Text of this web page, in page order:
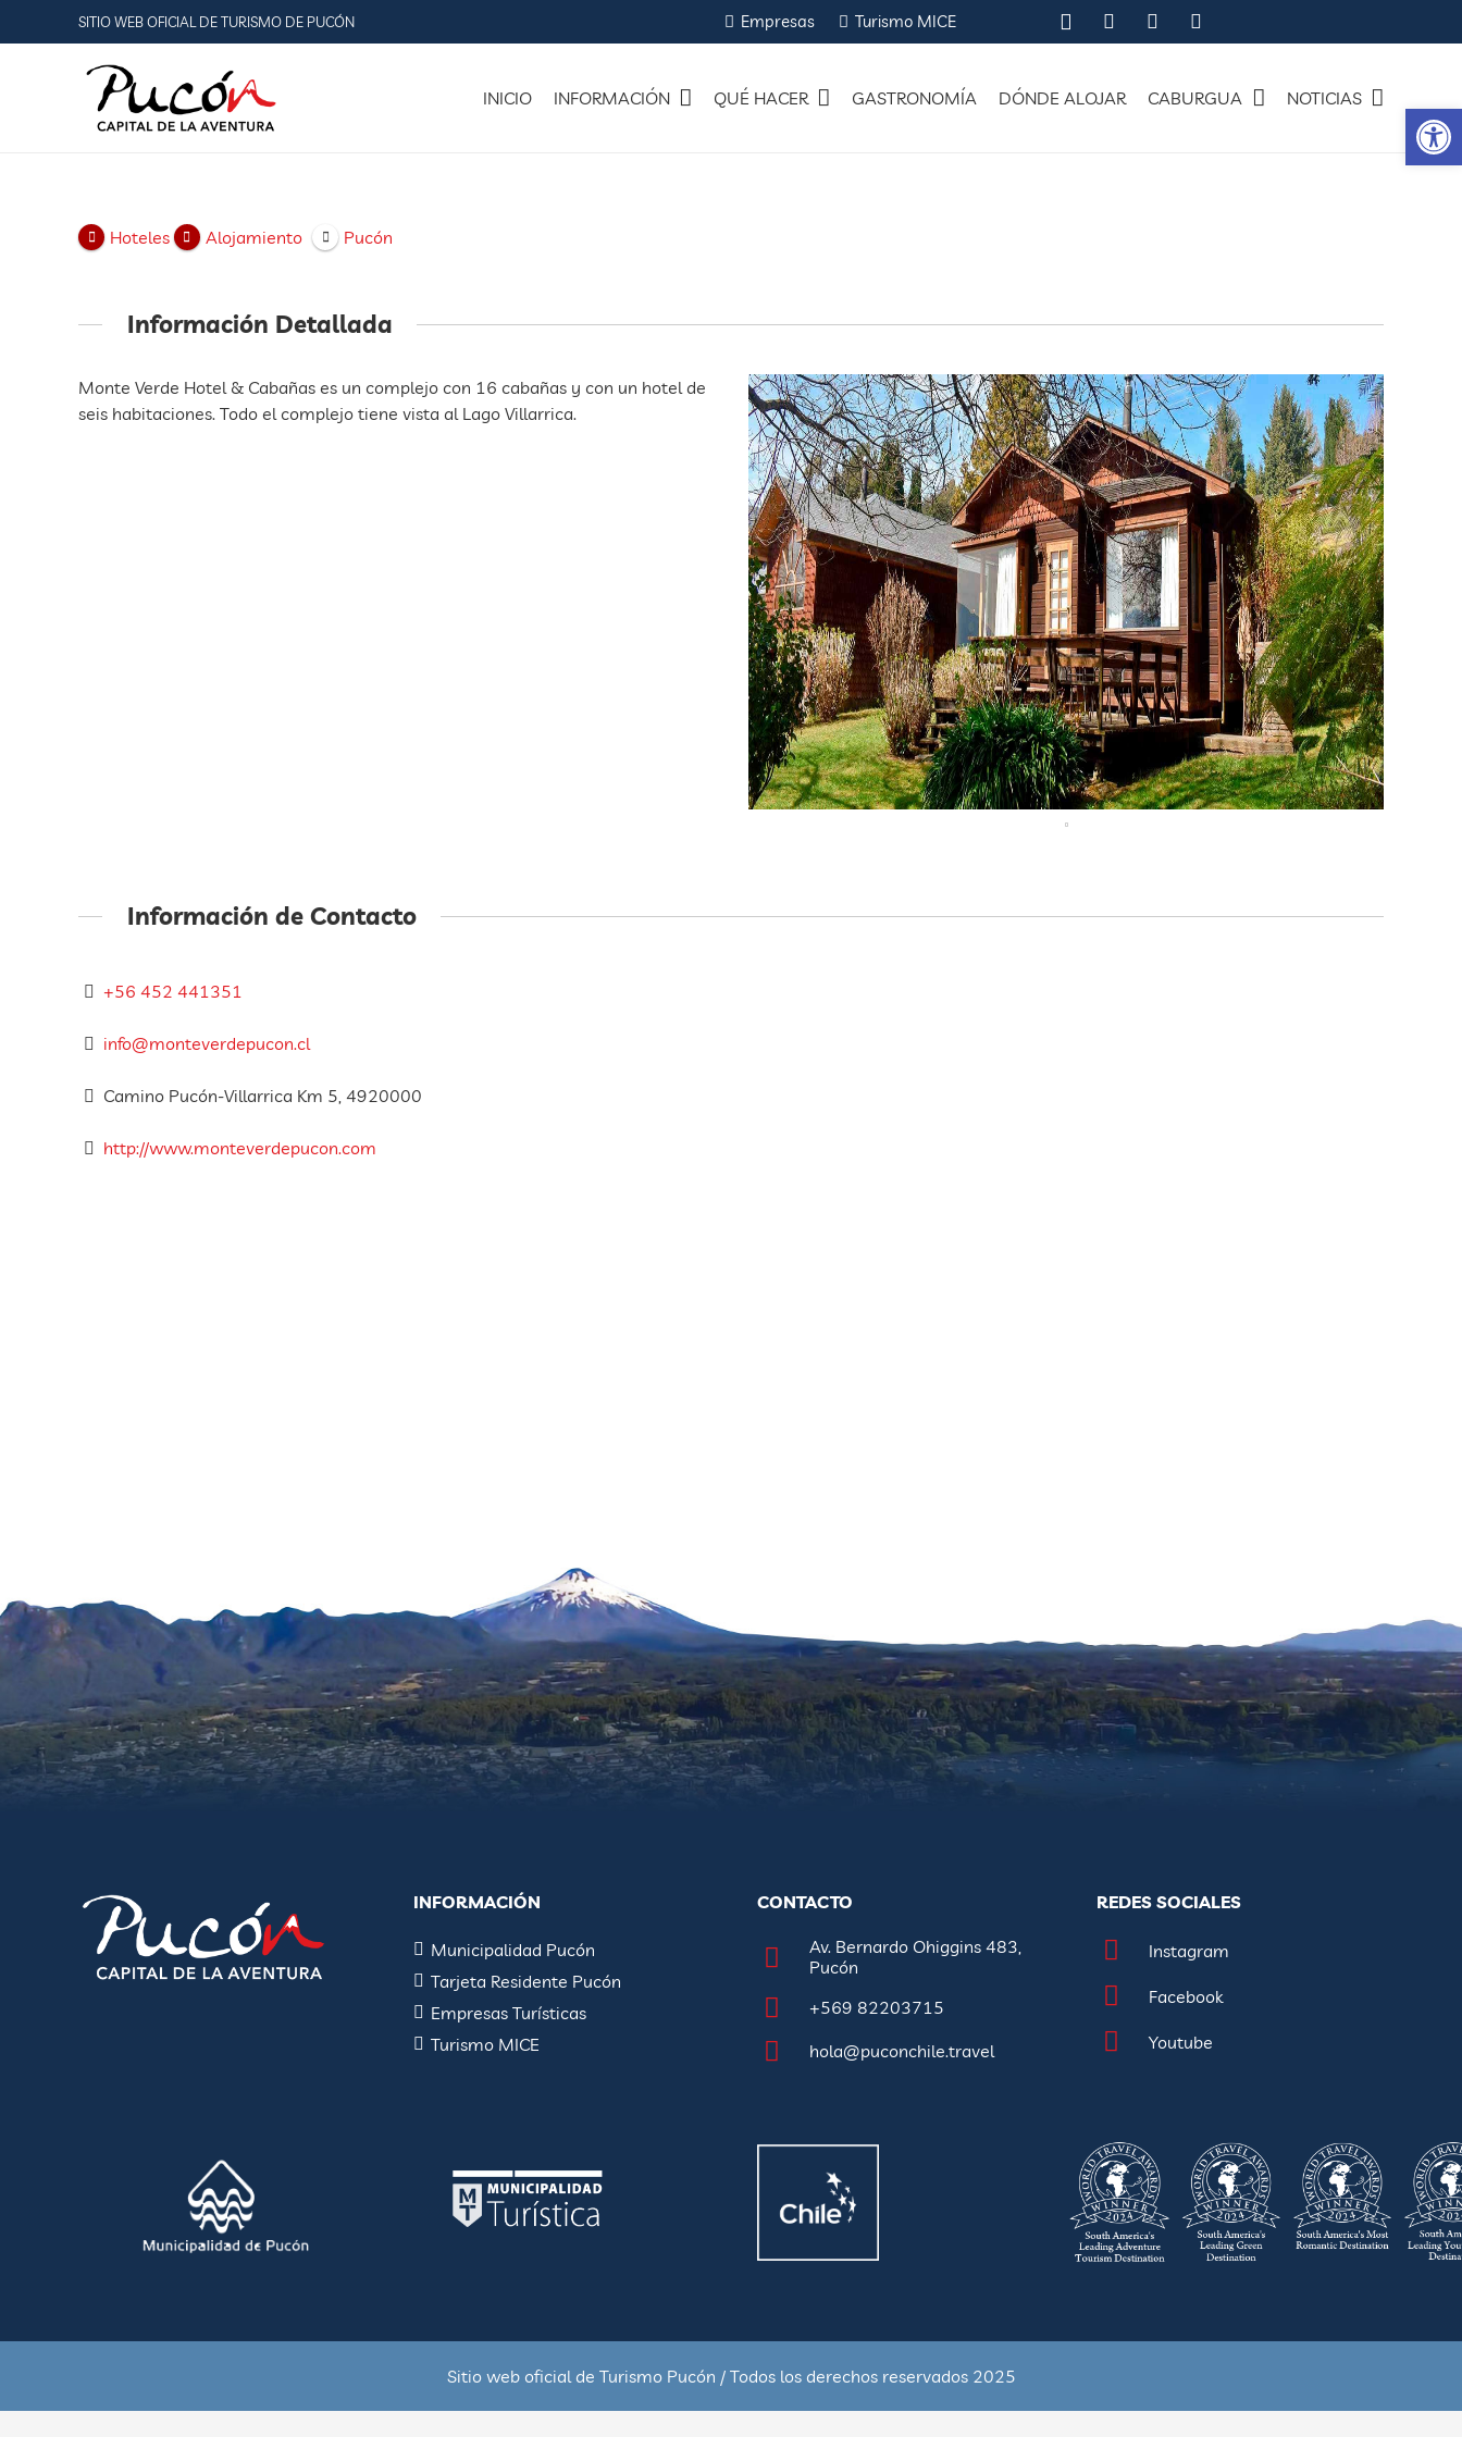
SITIO WEB OFICIAL DE TURISMO DE PUCÓN Empresas Turismo MICE
INICIO INFORMACIÓN QUÉ HACER GASTRONOMÍA DÓNDE ALOJAR CABURGUA NOTICIAS
Hoteles Alojamiento Pucón
Información Detallada
Monte Verde Hotel & Cabañas es un complejo con 16 cabañas y con un hotel de
seis habitaciones. Todo el complejo tiene vista al Lago Villarrica.
Información de Contacto
+56 452 441351
info@monteverdepucon.cl
Camino Pucón-Villarrica Km 5, 4920000
http://www.monteverdepucon.com
INFORMACIÓN
Municipalidad Pucón
Tarjeta Residente Pucón
Empresas Turísticas
Turismo MICE
CONTACTO
Av. Bernardo Ohiggins 483,
Pucón
+569 82203715
hola@puconchile.travel
REDES SOCIALES
Instagram
Facebook
Youtube
Sitio web oficial de Turismo Pucón / Todos los derechos reservados 2025